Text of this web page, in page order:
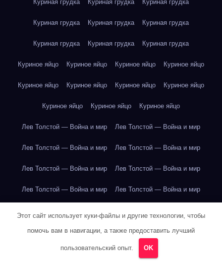
Куриная грудка Куриная грудка Куриная грудка
Куриная грудка Куриная грудка Куриная грудка
Куриная грудка Куриная грудка Куриная грудка
Куриное яйцо Куриное яйцо Куриное яйцо Куриное яйцо
Куриное яйцо Куриное яйцо Куриное яйцо Куриное яйцо
Куриное яйцо Куриное яйцо Куриное яйцо
Лев Толстой — Война и мир Лев Толстой — Война и мир
Лев Толстой — Война и мир Лев Толстой — Война и мир
Лев Толстой — Война и мир Лев Толстой — Война и мир
Лев Толстой — Война и мир Лев Толстой — Война и мир
Лев Толстой — Война и мир Лев Толстой — Война и мир
Лев Толстой — Война и мир Лев Толстой — Война и мир
Этот сайт использует куки-файлы и другие технологии, чтобы
помочь вам в навигации, а также предоставить лучший
пользовательский опыт. OK